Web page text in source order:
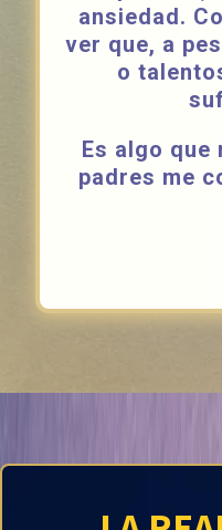
ansiedad.
ver que, a
o
Es algo que
padres me